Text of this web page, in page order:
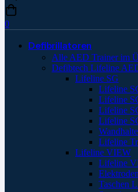
0
Defibrillatoren
Alle AED Trainer im
Defibtech Lifeline
Lifeline SG
Lifeline
Lifeline
Lifeline
Lifeline
Lifeline
Lifeline VIEW
Lifeline
Taschen